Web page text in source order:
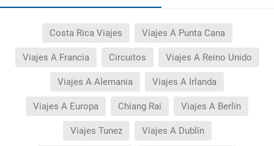
Costa Rica Viajes Viajes A Punta Cana
Viajes A Francia Circuitos Viajes A Reino Unido
Viajes A Alemania Viajes A Irlanda
Viajes A Europa Chiang Rai Viajes A Berlin
Viajes Tunez Viajes A Dublín